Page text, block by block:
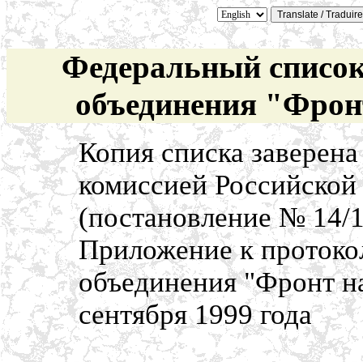
Федеральный
объединения
Копия списка
комиссией
(постановление № 14/
Приложение к
объединения "Фронт
сентября 1999 года